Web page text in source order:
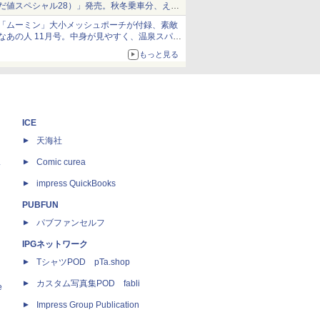
値スペシャル28）」発売。秋冬乗車分、えき
っと限定
ムーミン」大小メッシュポーチが付録、素敵
あの人 11月号。中身が見やすく、温泉スパに
もっと見る
ICE
天海社
Comic curea
impress QuickBooks
PUBFUN
パブファンセルフ
IPGネットワーク
TシャツPOD pTa.shop
カスタム写真集POD fabli
Impress Group Publication